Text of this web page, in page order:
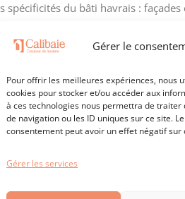
Gérer le
Pour offrir les meilleures expériences, nous
cookies pour stocker et/ou accéder aux
à ces technologies nous permettra de
de navigation ou les ID uniques sur ce site.
consentement peut avoir un effet négatif
Gérer les services
du bâti havrais : façades
conçus pour répondre à ces
des fenêtres en
qualifié RGE, formé aux
une performance durable,
l’installation fenêtre
l’accompagnement est
fenêtre PVC Havre